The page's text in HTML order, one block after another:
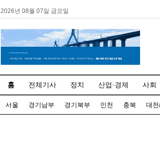
2026년 08월 07일 금요일
홈 전체기사 정치 산업·경제 사회
서울 경기남부 경기북부 인천 충북 대